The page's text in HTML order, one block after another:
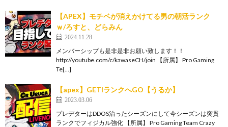
【APEX】モチベが消えかけてる男の朝活ランク
ｗ/ろすと、どらみん
2024.11.28
メンバーシップも是非是非お願い致します！！
http://youtube.com/c/kawaseCH/join 【所属】 Pro Gaming
Te[…]
【apex】GETIランクへGO【うるか】
2023.03.06
プレデターはDDOS治ったシーズンにして今シーズンは突貫
ランクでフィジカル強化 【所属】 Pro Gaming Team Crazy